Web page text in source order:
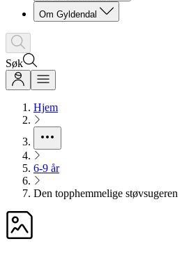
Om Gyldendal
Søk
Hjem
6-9 år
Den topphemmelige støvsugeren